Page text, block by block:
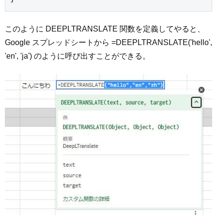
このように DEEPLTRANSLATE 関数を定義してやると、
Google スプレッドシートから =DEEPLTRANSLATE('hello',
'en', 'ja') のように呼び出すことができる。